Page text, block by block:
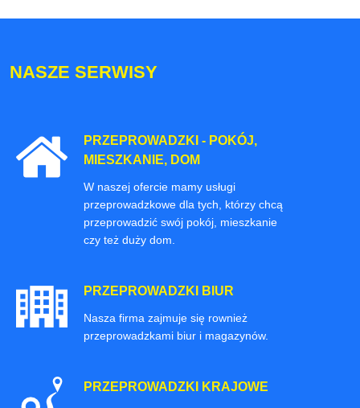
NASZE SERWISY
PRZEPROWADZKI - POKÓJ,
MIESZKANIE, DOM
W naszej ofercie mamy usługi
przeprowadzkowe dla tych, którzy chcą
przeprowadzić swój pokój, mieszkanie
czy też duży dom.
PRZEPROWADZKI BIUR
Nasza firma zajmuje się rownież
przeprowadzkami biur i magazynów.
PRZEPROWADZKI KRAJOWE